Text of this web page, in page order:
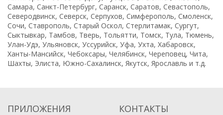
Самара, Санкт-Петербург, Саранск, Саратов, Севастополь,
Северодвинск, Северск, Серпухов, Симферополь, Смоленск,
Сочи, Ставрополь, Старый Оскол, Стерлитамак, Сургут,
Сыктывкар, Тамбов, Тверь, Тольятти, Томск, Тула, Тюмень,
Улан-Удэ, Ульяновск, Уссурийск, Уфа, Ухта, Хабаровск,
Ханты-Мансийск, Чебоксары, Челябинск, Череповец, Чита,
Шахты, Элиста, Южно-Сахалинск, Якутск, Ярославль и т.д.
ПРИЛОЖЕНИЯ КОНТАКТЫ